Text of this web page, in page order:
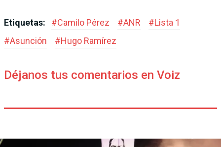
Etiquetas: #Camilo Pérez #ANR #Lista 1
#Asunción #Hugo Ramírez
Déjanos tus comentarios en Voiz